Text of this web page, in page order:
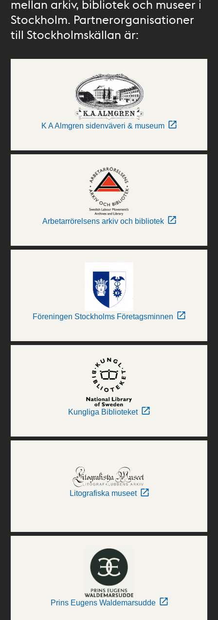
mellan arkiv, bibliotek och museer i
Stockholm. Partnerorganisationer
till Stockholmskällan är:
K A Almgren sidenväveri & museum
Arbetarrörelsens arkiv och bibliotek
Föreningen Stockholms Företagsminnen
Kungliga Biblioteket
Litografiska museet
Prins Eugens Waldemarsudde